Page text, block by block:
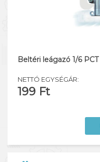
Beltéri leágazó 1/6 PCT
NETTÓ EGYSÉGÁR:
199 Ft